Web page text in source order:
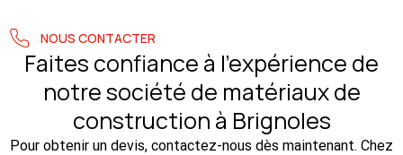
NOUS CONTACTER
Faites confiance à l’expérience de
notre société de matériaux de
construction à Brignoles
Pour obtenir un devis, contactez-nous dès maintenant. Chez